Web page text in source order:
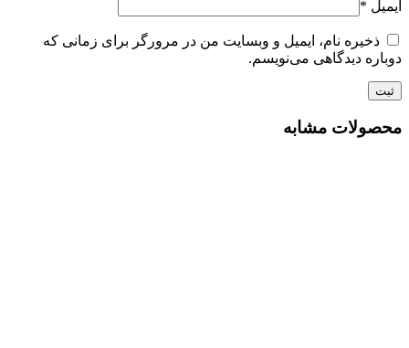
ایمیل *
ذخیره نام، ایمیل و وبسایت من در مرورگر برای زمانی که
دوباره دیدگاهی می‌نویسم.
محصولات مشابه